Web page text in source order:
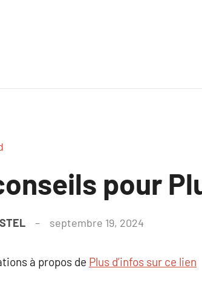
pour
septembre 19, 2024
à propos de Plus d’infos sur ce lien